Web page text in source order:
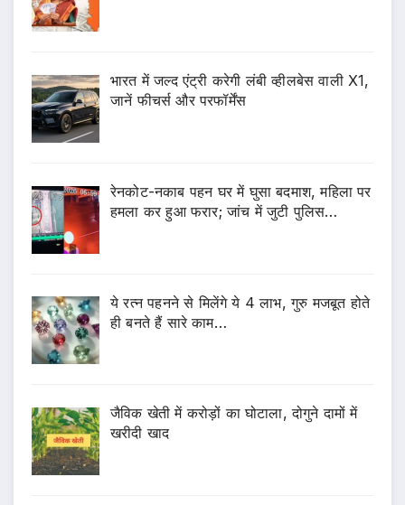
भारत में जल्द एंट्री करेगी लंबी व्हीलबेस वाली X1,
जानें फीचर्स और परफॉर्मेंस
रेनकोट-नकाब पहन घर में घुसा बदमाश, महिला पर
हमला कर हुआ फरार; जांच में जुटी पुलिस…
ये रत्न पहनने से मिलेंगे ये 4 लाभ, गुरु मजबूत होते
ही बनते हैं सारे काम…
जैविक खेती में करोड़ों का घोटाला, दोगुने दामों में
खरीदी खाद